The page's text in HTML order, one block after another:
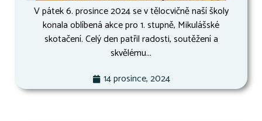
V pátek 6. prosince 2024 se v tělocvičně naší školy
konala oblíbená akce pro 1. stupně, Mikulášské
skotačení. Celý den patřil radosti, soutěžení a
skvělému...
14 prosince, 2024